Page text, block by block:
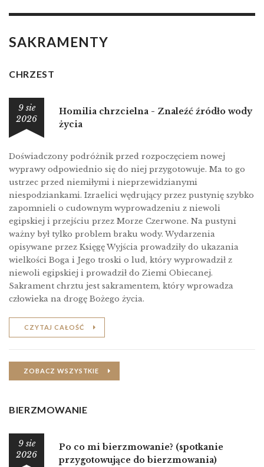
SAKRAMENTY
CHRZEST
9 sie
2026
Homilia chrzcielna - Znaleźć źródło wody
życia
Doświadczony podróżnik przed rozpoczęciem nowej
wyprawy odpowiednio się do niej przygotowuje. Ma to go
ustrzec przed niemiłymi i nieprzewidzianymi
niespodziankami. Izraelici wędrujący przez pustynię szybko
zapomnieli o cudownym wyprowadzeniu z niewoli
egipskiej i przejściu przez Morze Czerwone. Na pustyni
ważny był tylko problem braku wody. Wydarzenia
opisywane przez Księgę Wyjścia prowadziły do ukazania
wielkości Boga i Jego troski o lud, który wyprowadził z
niewoli egipskiej i prowadził do Ziemi Obiecanej.
Sakrament chrztu jest sakramentem, który wprowadza
człowieka na drogę Bożego życia.
CZYTAJ CAŁOŚĆ
ZOBACZ WSZYSTKIE
BIERZMOWANIE
9 sie
2026
Po co mi bierzmowanie? (spotkanie
przygotowujące do bierzmowania)